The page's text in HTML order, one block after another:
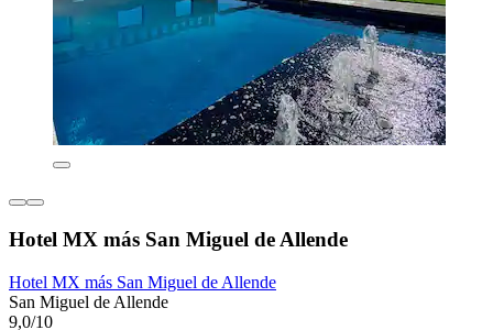
Hotel MX más San Miguel de Allende
Hotel MX más San Miguel de Allende
San Miguel de Allende
9,0/10